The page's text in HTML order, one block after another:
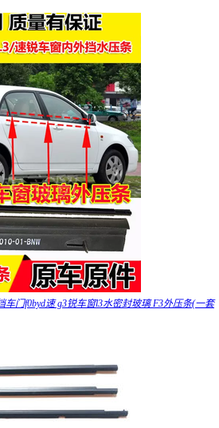
门f0byd速 g3锐车窗l3水密封玻璃 F3外压条(一套